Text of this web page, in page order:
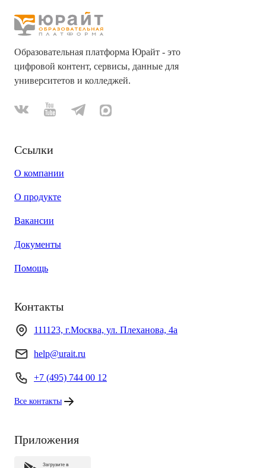
Образовательная платформа Юрайт - это
цифровой контент, сервисы, данные для
университетов и колледжей.
Ссылки
О компании
О продукте
Вакансии
Документы
Помощь
Контакты
111123, г.Москва, ул. Плеханова, 4а
help@urait.ru
+7 (495) 744 00 12
Все контакты
Приложения